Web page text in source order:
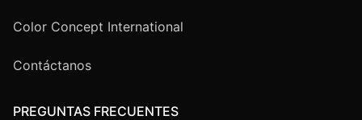
Color Concept International
Contáctanos
PREGUNTAS FRECUENTES